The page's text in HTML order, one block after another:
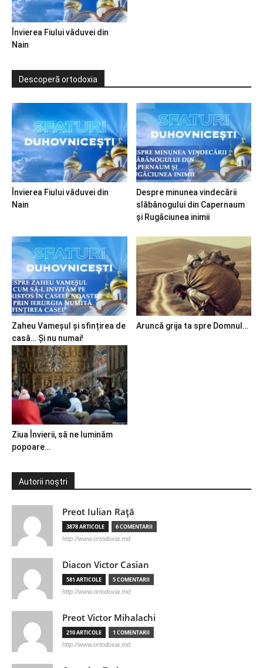
Învierea Fiului văduvei din
Nain
Descoperă ortodoxia
Învierea Fiului văduvei din
Nain
Despre minunea vindecării
slăbănogului din Capernaum
și Rugăciunea inimii
Zaheu Vameșul și sfințirea de
casă… Și nu numai!
Aruncă grija ta spre Domnul…
Ziua Învierii, să ne luminăm
popoare…
Autorii noștri
Preot Iulian Raţă
3878 ARTICOLE 6 COMENTARII
http://www.ortodoxia.md
Diacon Victor Casian
581 ARTICOLE 5 COMENTARII
http://www.ortodoxia.md
Preot Victor Mihalachi
210 ARTICOLE 1 COMENTARII
http://www.ortodoxia.md